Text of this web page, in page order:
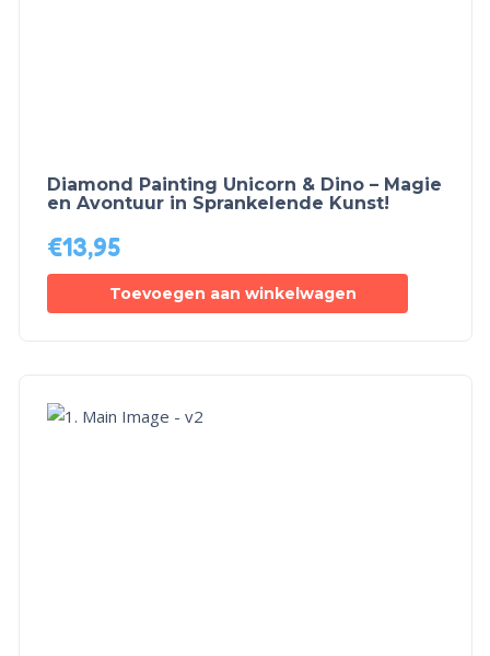
Diamond Painting Unicorn & Dino – Magie
en Avontuur in Sprankelende Kunst!
€13,95
Toevoegen aan winkelwagen